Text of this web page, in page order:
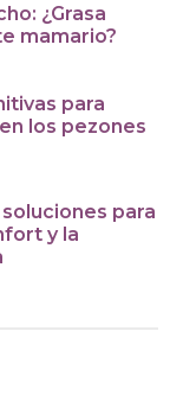
¿Grasa
mamario?
para
los pezones
para
y la